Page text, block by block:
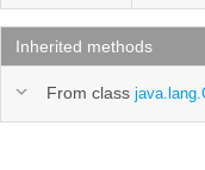
Inherited methods
From class